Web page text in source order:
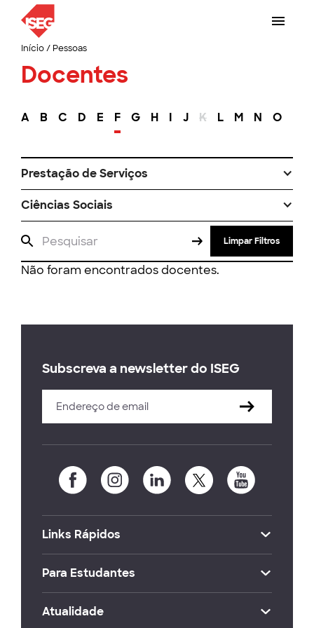
Início/ Pessoas
Docentes
A B C D E F G H I J K L M N O
Prestação de Serviços
Ciências Sociais
Limpar Filtros
Não foram encontrados docentes.
Subscreva a newsletter do ISEG
Links Rápidos
Para Estudantes
Atualidade